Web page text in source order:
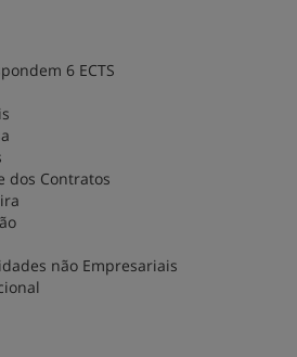
6 ECTS
dos Contratos
não Empresariais